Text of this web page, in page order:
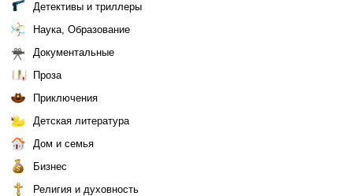
Детективы и триллеры
Наука, Образование
Документальные
Проза
Приключения
Детская литература
Дом и семья
Бизнес
Религия и духовность